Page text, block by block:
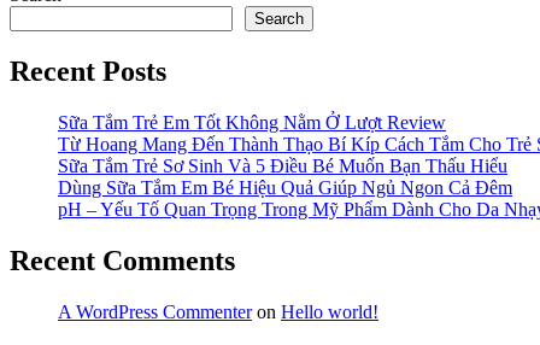
Search
Recent Posts
Sữa Tắm Trẻ Em Tốt Không Nằm Ở Lượt Review
Từ Hoang Mang Đến Thành Thạo Bí Kíp Cách Tắm Cho Trẻ
Sữa Tắm Trẻ Sơ Sinh Và 5 Điều Bé Muốn Bạn Thấu Hiểu
Dùng Sữa Tắm Em Bé Hiệu Quả Giúp Ngủ Ngon Cả Đêm
pH – Yếu Tố Quan Trọng Trong Mỹ Phẩm Dành Cho Da
Recent Comments
A WordPress Commenteron Hello world!